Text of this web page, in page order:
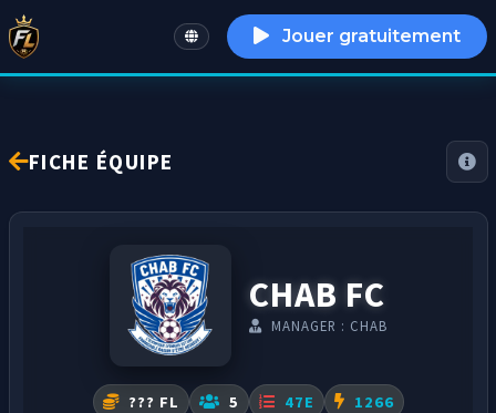
English Jouer gratuitement
FICHE ÉQUIPE
CHAB FC
MANAGER : CHAB
??? FL 5 47E 1266